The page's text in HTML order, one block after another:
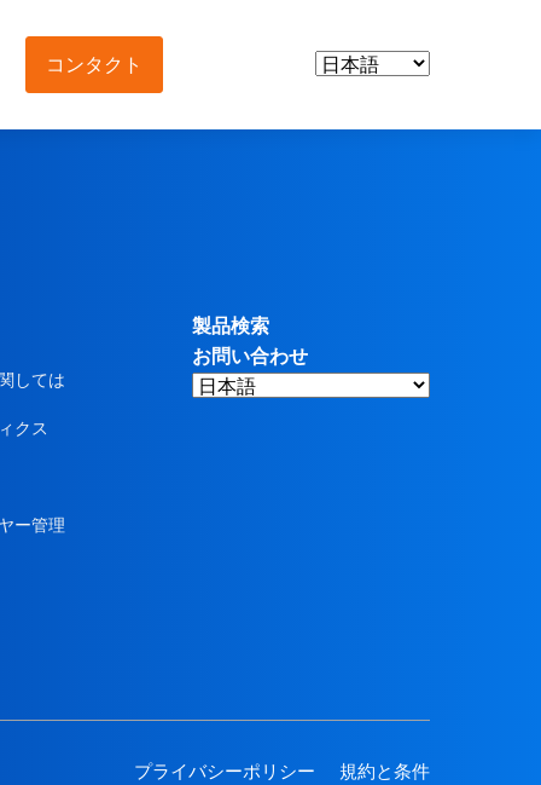
間体
食品
コンタクト
しては
クス
ー管理
製品検索
お問い合わせ
プライバシーポリシー 規約と条件